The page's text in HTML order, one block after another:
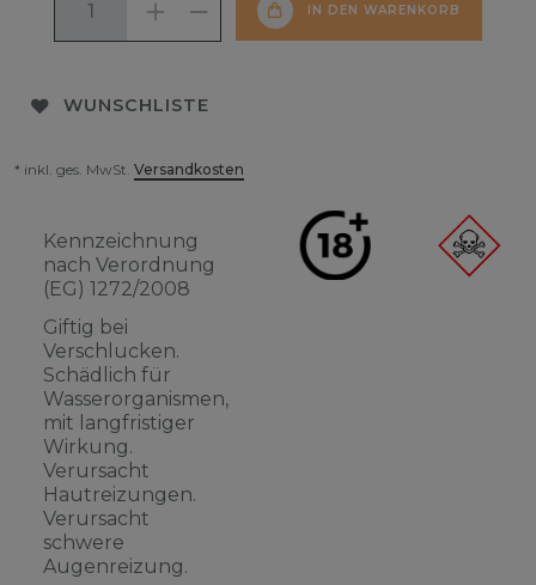
IN DEN WARENKORB
WUNSCHLISTE
* inkl. ges. MwSt. Versandkosten
Kennzeichnung
nach Verordnung
(EG) 1272/2008
Giftig bei
Verschlucken.
Schädlich für
Wasserorganismen,
mit langfristiger
Wirkung.
Verursacht
Hautreizungen.
Verursacht
schwere
Augenreizung.